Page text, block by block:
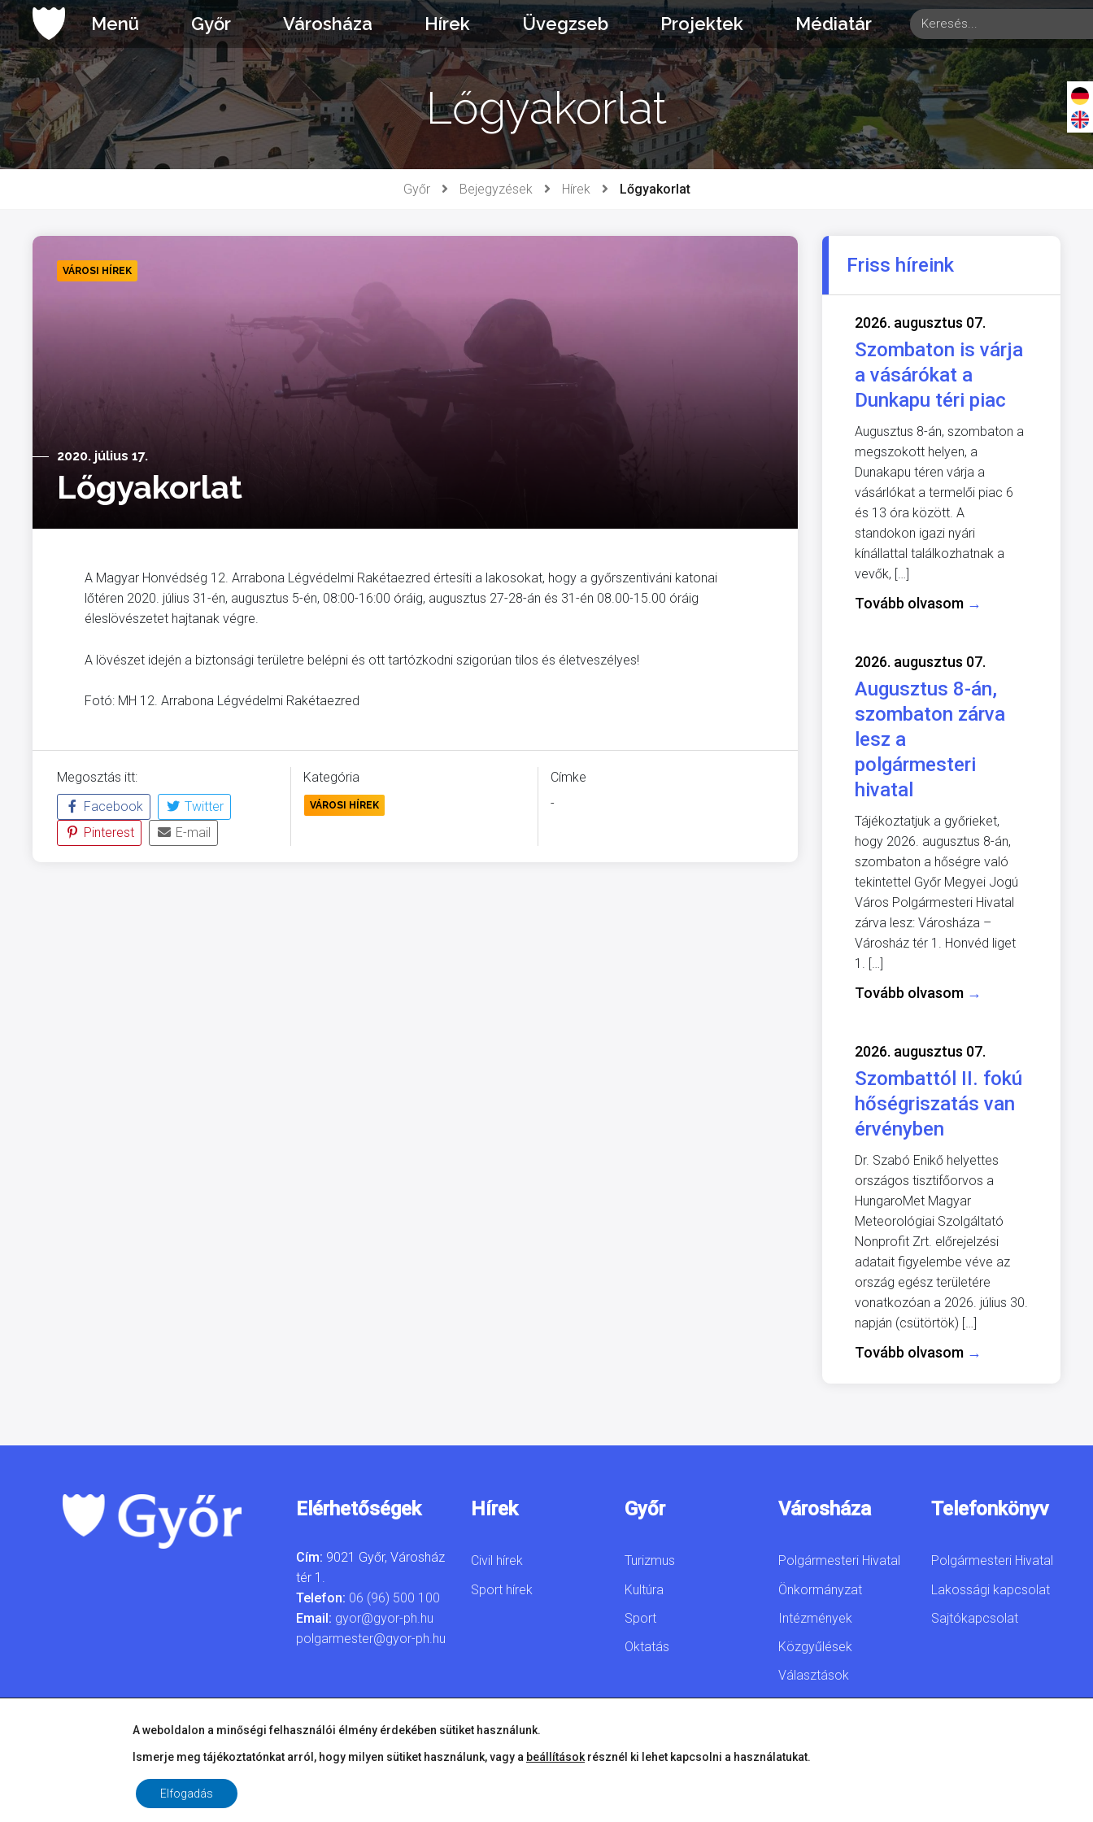
Ugrás
a
tartalomhoz
Menü Győr Városháza Hírek Üvegzseb Projektek Médiatár
Lőgyakorlat
Győr Bejegyzések Hírek Lőgyakorlat
VÁROSI HÍREK
2020. július 17.
Lőgyakorlat
A Magyar Honvédség 12. Arrabona Légvédelmi Rakétaezred értesíti a lakosokat, hogy a győrszentiváni katonai
lőtéren 2020. július 31-én, augusztus 5-én, 08:00-16:00 óráig, augusztus 27-28-án és 31-én 08.00-15.00 óráig
éleslövészetet hajtanak végre.
A lövészet idején a biztonsági területre belépni és ott tartózkodni szigorúan tilos és életveszélyes!
Fotó: MH 12. Arrabona Légvédelmi Rakétaezred
Megosztás itt:
Facebook
Twitter
Pinterest
E-mail
Kategória
VÁROSI HÍREK
Címke
-
Friss híreink
2026. augusztus 07.
Szombaton is várja
a vásárókat a
Dunkapu téri piac
Augusztus 8-án, szombaton a
megszokott helyen, a
Dunakapu téren várja a
vásárlókat a termelői piac 6
és 13 óra között. A
standokon igazi nyári
kínállattal találkozhatnak a
vevők, […]
Tovább olvasom →
2026. augusztus 07.
Augusztus 8-án,
szombaton zárva
lesz a
polgármesteri
hivatal
Tájékoztatjuk a győrieket,
hogy 2026. augusztus 8-án,
szombaton a hőségre való
tekintettel Győr Megyei Jogú
Város Polgármesteri Hivatal
zárva lesz: Városháza –
Városház tér 1. Honvéd liget
1. […]
Tovább olvasom →
2026. augusztus 07.
Szombattól II. fokú
hőségriszatás van
érvényben
Dr. Szabó Enikő helyettes
országos tisztifőorvos a
HungaroMet Magyar
Meteorológiai Szolgáltató
Nonprofit Zrt. előrejelzési
adatait figyelembe véve az
ország egész területére
vonatkozóan a 2026. július 30.
napján (csütörtök) […]
Tovább olvasom →
Elérhetőségek
Cím: 9021 Győr, Városház
tér 1.
Telefon: 06 (96) 500 100
Email: gyor@gyor-ph.hu
polgarmester@gyor-ph.hu
Hírek
Civil hírek
Sport hírek
Győr
Turizmus
Kultúra
Sport
Oktatás
Városháza
Polgármesteri Hivatal
Önkormányzat
Intézmények
Közgyűlések
Választások
Telefonkönyv
Polgármesteri Hivatal
Lakossági kapcsolat
Sajtókapcsolat
A weboldalon a minőségi felhasználói élmény érdekében sütiket használunk.
Ismerje meg tájékoztatónkat arról, hogy milyen sütiket használunk, vagy a beállítások résznél ki lehet kapcsolni a használatukat.
Elfogadás